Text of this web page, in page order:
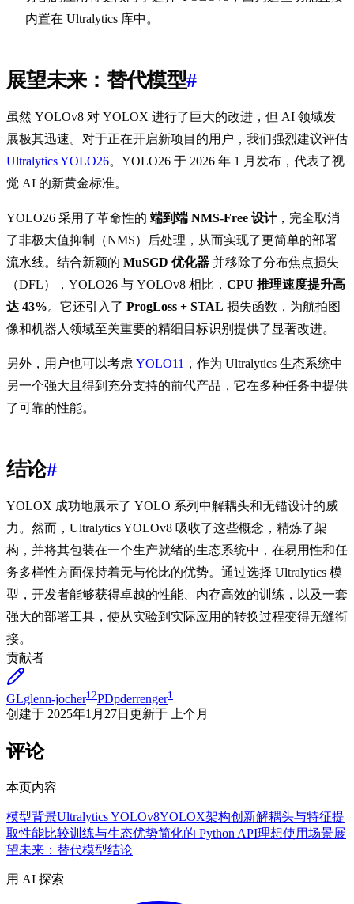
内置在 Ultralytics 库中。
展望未来：替代模型#
虽然 YOLOv8 对 YOLOX 进行了巨大的改进，但 AI 领域发
展极其迅速。对于正在开启新项目的用户，我们强烈建议评估
Ultralytics YOLO26。YOLO26 于 2026 年 1 月发布，代表了视
觉 AI 的新黄金标准。
YOLO26 采用了革命性的 端到端 NMS-Free 设计，完全取消
了非极大值抑制（NMS）后处理，从而实现了更简单的部署
流水线。结合新颖的 MuSGD 优化器 并移除了分布焦点损失
（DFL），YOLO26 与 YOLOv8 相比， CPU 推理速度提升高
达 43%。它还引入了 ProgLoss + STAL 损失函数，为航拍图
像和机器人领域至关重要的精细目标识别提供了显著改进。
另外，用户也可以考虑 YOLO11 ，作为 Ultralytics 生态系统中
另一个强大且得到充分支持的前代产品，它在多种任务中提供
了可靠的性能。
结论#
YOLOX 成功地展示了 YOLO 系列中解耦头和无锚设计的威
力。然而，Ultralytics YOLOv8 吸收了这些概念，精炼了架
构，并将其包装在一个生产就绪的生态系统中，在易用性和任
务多样性方面保持着无与伦比的优势。通过选择 Ultralytics 模
型，开发者能够获得卓越的性能、内存高效的训练，以及一套
强大的部署工具，使从实验到实际应用的转换过程变得无缝衔
接。
贡献者
GLglenn-jocher12PDpderrenger1
创建于 2025年1月27日 更新于 上个月
评论
本页内容
模型背景Ultralytics YOLOv8YOLOX架构创新解耦头与特征提
取性能比较训练与生态优势简化的 Python API理想使用场景展
望未来：替代模型结论
用 AI 探索